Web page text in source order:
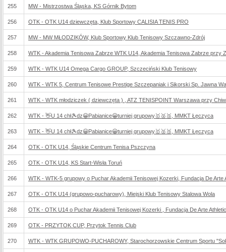
255 MW - Mistrzostwa Śląska, KS Górnik Bytom
256 OTK - OTK U14 dziewczęta, Klub Sportowy CALISIA TENIS PRO
257 MW - MW MŁODZIKÓW, Klub Sportowy Klub Tenisowy Szczawno-Zdrój
258 WTK - Akademia Tenisowa Zabrze WTK U14, Akademia Tenisowa Zabrze przy
259 WTK - WTK U14 Omega Cargo GROUP, Szczeciński Klub Tenisowy
260 WTK - WTK 5, Centrum Tenisowe Prestige Szczepaniak i Sikorski Sp. Jawna
261 WTK - WTK młodziczek ( dziewczęta ) , ATZ TENISPOINT Warszawa przy
262 WTK - 👋U 14 chł🎾dz😀Pabianice😀turniej grupowy🥇🥈🥉, MMKT Łęczyca
263 WTK - 👋U 14 chł🎾dz😀Pabianice😀turniej grupowy🥇🥈🥉, MMKT Łęczyca
264 OTK - OTK U14, Śląskie Centrum Tenisa Pszczyna
265 OTK - OTK U14, KS Start-Wisła Toruń
266 WTK - WTK-5 grupowy o Puchar Akademii Tenisowej Kozerki, Fundacja De Arte
267 OTK - OTK U14 (grupowo-pucharowy), Miejski Klub Tenisowy Stalowa Wola
268 OTK - OTK U14 o Puchar Akademii Tenisowej Kozerki , Fundacja De Arte
269 OTK - PRZYTOK CUP, Przytok Tennis Club
270 WTK - WTK GRUPOWO-PUCHAROWY, Starochorzowskie Centrum Sportu